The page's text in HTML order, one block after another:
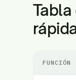
FUNCIÓN